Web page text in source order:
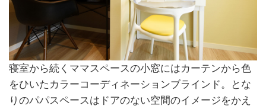
寝室から続くママスペースの小窓にはカーテンから色
をひいたカラーコーディネーションブラインド。とな
りのパパスペースはドアのない空間のイメージをかえ